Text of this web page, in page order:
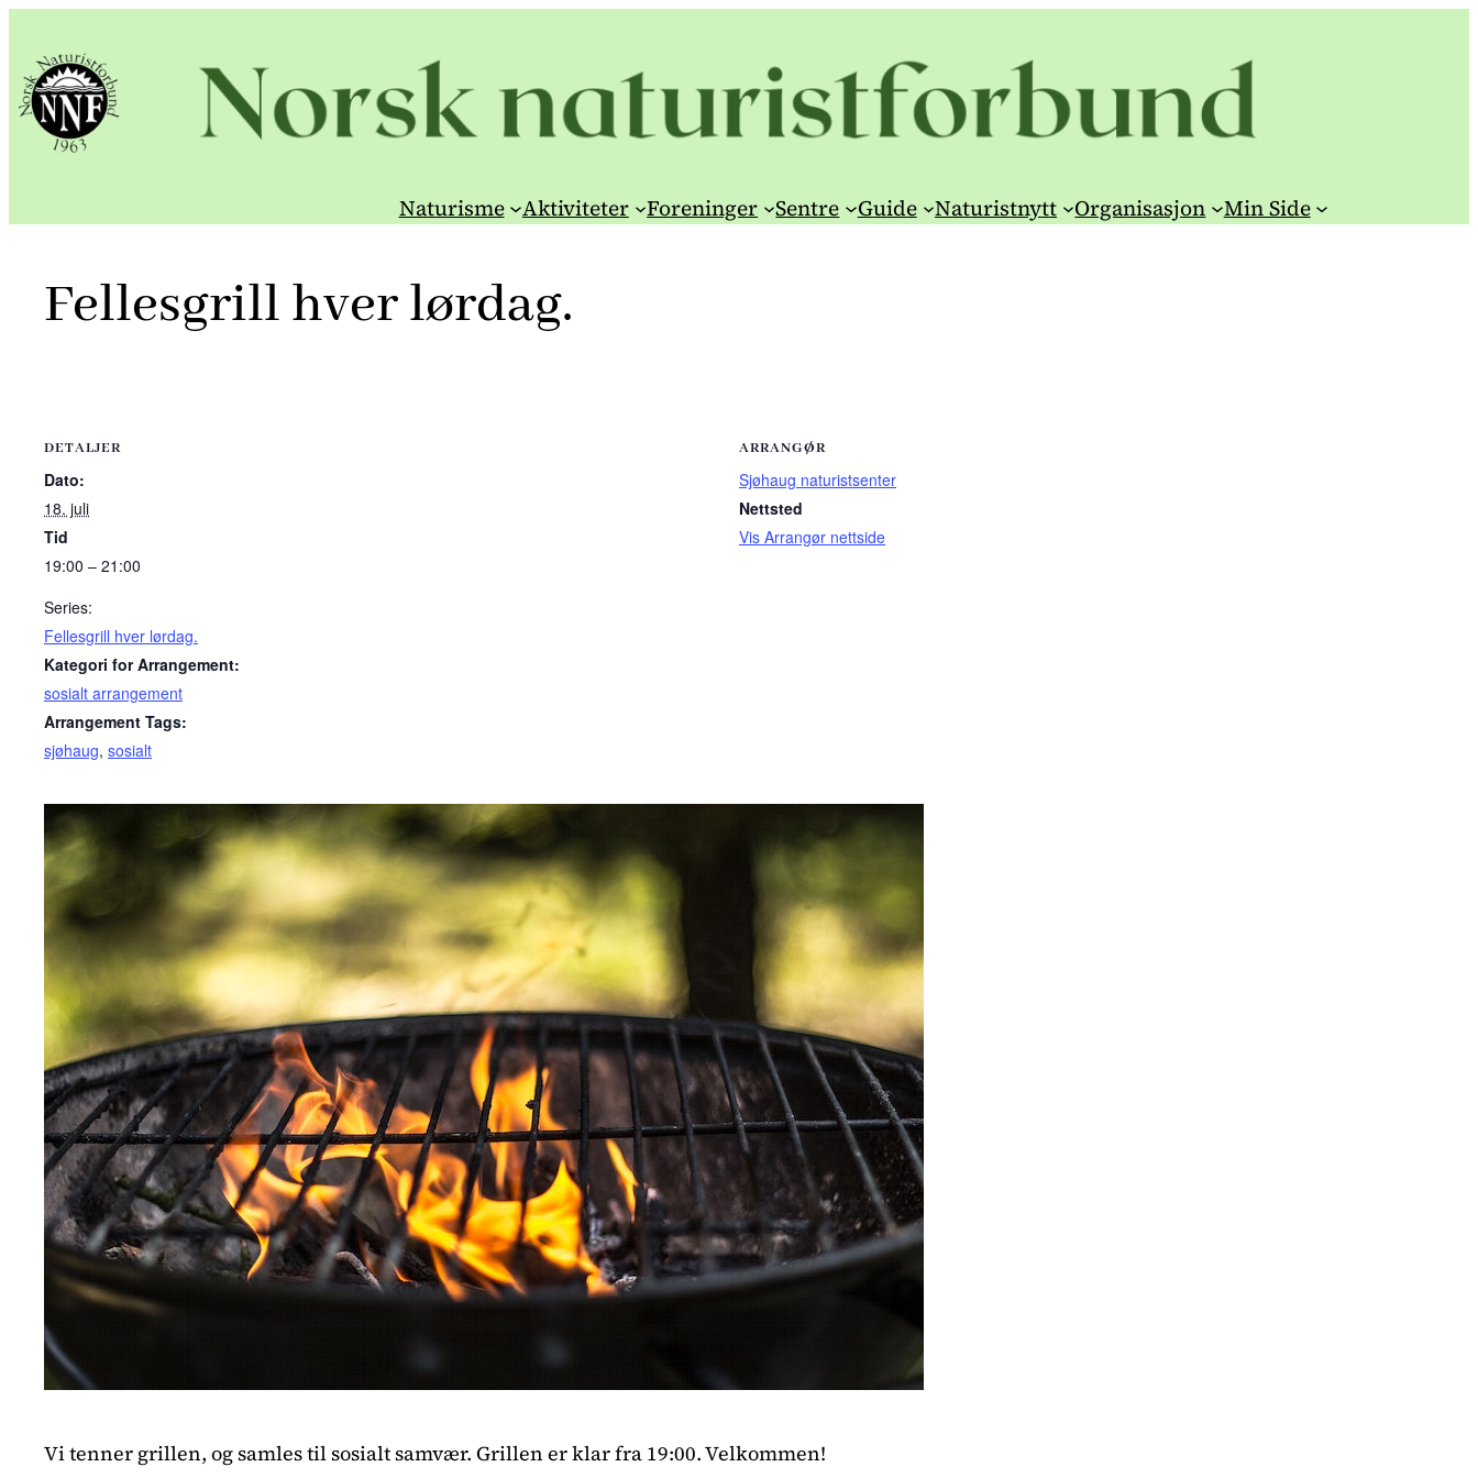
innhold
Naturisme Aktiviteter Foreninger Sentre Guide Naturistnytt Organisasjon Min Side
Fellesgrill hver lørdag.
DETALJER
Dato:
18. juli
Tid
19:00 – 21:00
Series:
Fellesgrill hver lørdag.
Kategori for Arrangement:
sosialt arrangement
Arrangement Tags:
sjøhaug, sosialt
ARRANGØR
Sjøhaug naturistsenter
Nettsted
Vis Arrangør nettside
Vi tenner grillen, og samles til sosialt samvær. Grillen er klar fra 19:00. Velkommen!